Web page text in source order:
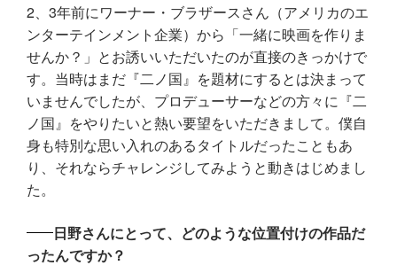
2、3年前にワーナー・ブラザースさん（アメリカのエ
ンターテインメント企業）から「一緒に映画を作りま
せんか？」とお誘いいただいたのが直接のきっかけで
す。当時はまだ『二ノ国』を題材にするとは決まって
いませんでしたが、プロデューサーなどの方々に『二
ノ国』をやりたいと熱い要望をいただきまして。僕自
身も特別な思い入れのあるタイトルだったこともあ
り、それならチャレンジしてみようと動きはじめまし
た。
日野さんにとって、どのような位置付けの作品だ
ったんですか？